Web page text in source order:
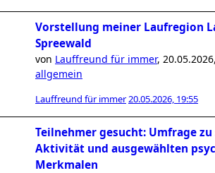
Vorstellung meiner Laufregion
Spreewald
von Lauffreund für immer,
allgemein
Lauffreund für immer20.05.2026, 19:55
Teilnehmer gesucht: Umfrage
Aktivität und ausgewählten
Merkmalen